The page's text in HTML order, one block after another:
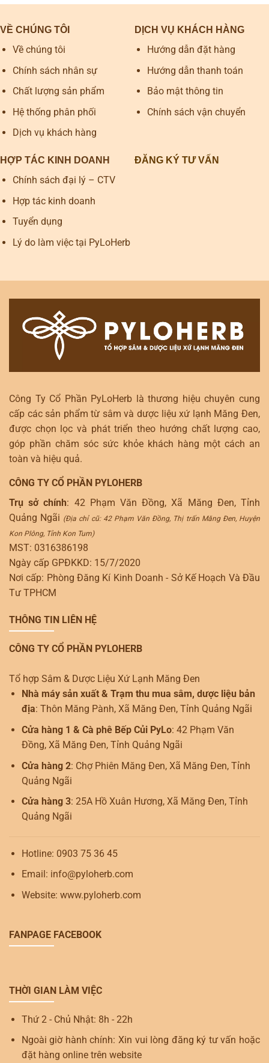
VỀ CHÚNG TÔI
Về chúng tôi
Chính sách nhân sự
Chất lượng sản phẩm
Hệ thống phân phối
Dịch vụ khách hàng
DỊCH VỤ KHÁCH HÀNG
Hướng dẫn đặt hàng
Hướng dẫn thanh toán
Bảo mật thông tin
Chính sách vận chuyển
HỢP TÁC KINH DOANH
Chính sách đại lý – CTV
Hợp tác kinh doanh
Tuyển dụng
Lý do làm việc tại PyLoHerb
ĐĂNG KÝ TƯ VẤN
Công Ty Cổ Phần PyLoHerb là thương hiệu chuyên cung
cấp các sản phẩm từ sâm và dược liệu xứ lạnh Măng Đen,
được chọn lọc và phát triển theo hướng chất lượng cao,
góp phần chăm sóc sức khỏe khách hàng một cách an
toàn và hiệu quả.
CÔNG TY CỔ PHẦN PYLOHERB
Trụ sở chính: 42 Phạm Văn Đồng, Xã Măng Đen, Tỉnh
Quảng Ngãi (Địa chỉ cũ: 42 Phạm Văn Đồng, Thị trấn Măng Đen, Huyện
Kon Plông, Tỉnh Kon Tum)
MST: 0316386198
Ngày cấp GPĐKKD: 15/7/2020
Nơi cấp: Phòng Đăng Kí Kinh Doanh - Sở Kế Hoạch Và Đầu
Tư TPHCM
THÔNG TIN LIÊN HỆ
CÔNG TY CỔ PHẦN PYLOHERB
Tổ hợp Sâm & Dược Liệu Xứ Lạnh Măng Đen
Nhà máy sản xuất & Trạm thu mua sâm, dược liệu bản
địa: Thôn Măng Pành, Xã Măng Đen, Tỉnh Quảng Ngãi
Cửa hàng 1 & Cà phê Bếp Củi PyLo: 42 Phạm Văn
Đồng, Xã Măng Đen, Tỉnh Quảng Ngãi
Cửa hàng 2: Chợ Phiên Măng Đen, Xã Măng Đen, Tỉnh
Quảng Ngãi
Cửa hàng 3: 25A Hồ Xuân Hương, Xã Măng Đen, Tỉnh
Quảng Ngãi
Hotline: 0903 75 36 45
Email: info@pyloherb.com
Website: www.pyloherb.com
FANPAGE FACEBOOK
THỜI GIAN LÀM VIỆC
Thứ 2 - Chủ Nhật: 8h - 22h
Ngoài giờ hành chính: Xin vui lòng đăng ký tư vấn hoặc
đặt hàng online trên website